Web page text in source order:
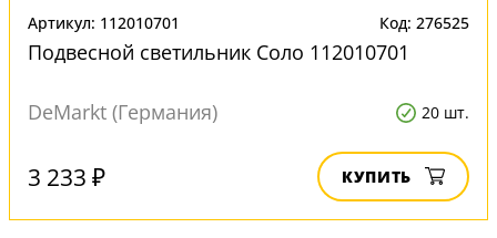
Артикул: 112010701 Код: 276525
Подвесной светильник Соло 112010701
DeMarkt (Германия) 20 шт.
3 233 ₽ КУПИТЬ